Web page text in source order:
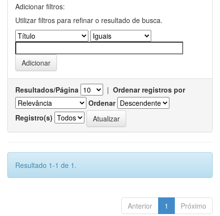
Adicionar filtros:
Utilizar filtros para refinar o resultado de busca.
Resultados/Página | Ordenar registros por
Ordenar
Registro(s)
Resultado 1-1 de 1.
Anterior 1 Próximo